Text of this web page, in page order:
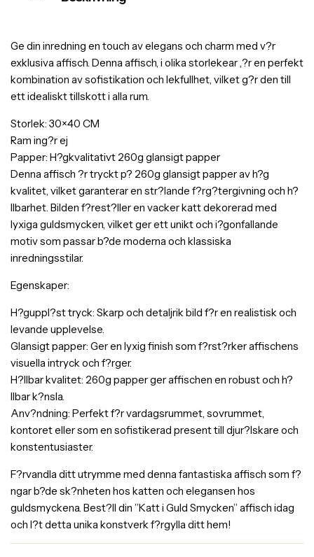
Ge din inredning en touch av elegans och charm med v?r
exklusiva affisch. Denna affisch, i olika storlekear ,?r en perfekt
kombination av sofistikation och lekfullhet, vilket g?r den till
ett idealiskt tillskott i alla rum.
Storlek: 30×40 CM
Ram ing?r ej
Papper: H?gkvalitativt 260g glansigt papper
Denna affisch ?r tryckt p? 260g glansigt papper av h?g
kvalitet, vilket garanterar en str?lande f?rg?tergivning och h?
llbarhet. Bilden f?rest?ller en vacker katt dekorerad med
lyxiga guldsmycken, vilket ger ett unikt och i?gonfallande
motiv som passar b?de moderna och klassiska
inredningsstilar.
Egenskaper:
H?guppl?st tryck: Skarp och detaljrik bild f?r en realistisk och
levande upplevelse.
Glansigt papper: Ger en lyxig finish som f?rst?rker affischens
visuella intryck och f?rger.
H?llbar kvalitet: 260g papper ger affischen en robust och h?
llbar k?nsla.
Anv?ndning: Perfekt f?r vardagsrummet, sovrummet,
kontoret eller som en sofistikerad present till djur?lskare och
konstentusiaster.
F?rvandla ditt utrymme med denna fantastiska affisch som f?
ngar b?de sk?nheten hos katten och elegansen hos
guldsmyckena. Best?ll din ”Katt i Guld Smycken” affisch idag
och l?t detta unika konstverk f?rgylla ditt hem!